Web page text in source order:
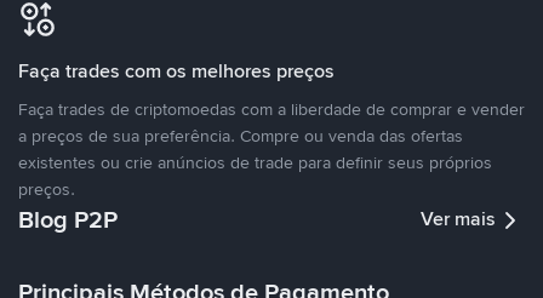
Faça trades com os melhores preços
Faça trades de criptomoedas com a liberdade de comprar e vender
a preços de sua preferência. Compre ou venda das ofertas
existentes ou crie anúncios de trade para definir seus próprios
preços.
Blog P2P Ver mais